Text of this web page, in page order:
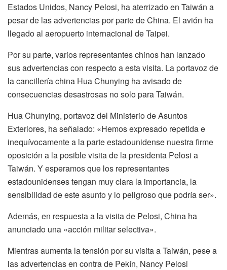
Estados Unidos, Nancy Pelosi, ha aterrizado en Taiwán a
pesar de las advertencias por parte de China. El avión ha
llegado al aeropuerto internacional de Taipei.
Por su parte, varios representantes chinos han lanzado
sus advertencias con respecto a esta visita. La portavoz de
la cancillería china Hua Chunying ha avisado de
consecuencias desastrosas no solo para Taiwán.
Hua Chunying, portavoz del Ministerio de Asuntos
Exteriores, ha señalado: «Hemos expresado repetida e
inequívocamente a la parte estadounidense nuestra firme
oposición a la posible visita de la presidenta Pelosi a
Taiwán. Y esperamos que los representantes
estadounidenses tengan muy clara la importancia, la
sensibilidad de este asunto y lo peligroso que podría ser».
Además, en respuesta a la visita de Pelosi, China ha
anunciado una «acción militar selectiva».
Mientras aumenta la tensión por su visita a Taiwán, pese a
las advertencias en contra de Pekín, Nancy Pelosi